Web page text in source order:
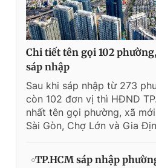
Chi tiết tên gọi 102
sáp nhập
Sau khi sáp nhập từ 273
còn 102 đơn vị thì HĐND
nhất tên gọi phường, xã
Sài Gòn, Chợ Lớn và Gia
TP.HCM sáp nhập